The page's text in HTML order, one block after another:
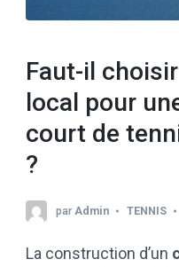
Faut-il
local pour
court de
?
par Admin TENNIS
La construction d’un